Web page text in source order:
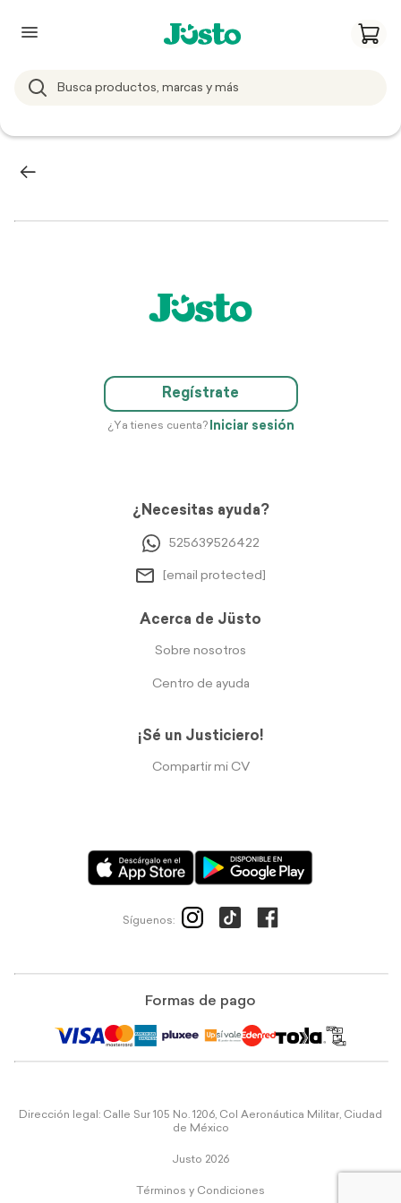
Regístrate
¿Ya tienes cuenta? Iniciar sesión
¿Necesitas ayuda?
525639526422
[email protected]
Acerca de Jüsto
Sobre nosotros
Centro de ayuda
¡Sé un Justiciero!
Compartir mi CV
Síguenos:
Formas de pago
Dirección legal: Calle Sur 105 No. 1206, Col Aeronáutica Militar, Ciudad
de México
Justo 2026
Términos y Condiciones